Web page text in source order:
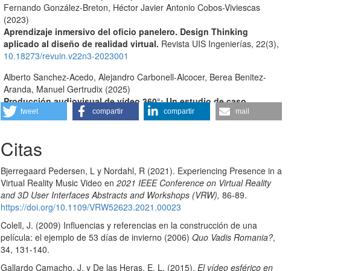
Fernando González-Breton, Héctor Javier Antonio Cobos-Viviescas
(2023)
Aprendizaje inmersivo del oficio panelero. Design Thinking
aplicado al diseño de realidad virtual. Revista UIS Ingenierías,22(3),
10.18273/revuin.v22n3-2023001
Alberto Sanchez-Acedo, Alejandro Carbonell-Alcocer, Berea Benitez-
Aranda, Manuel Gertrudix (2025)
Producción audiovisual de vídeo 360°: Un estudio de caso
aplicado a la ecoalfabetización científica.Revista de la Asociación
Daniel Wuebben, Jose Luis Rubio-Tamayo, Manuel Gertrudix Barrio,
Juan Romero-Luis (2023)
360° Video for Research Communication and Dissemination: A
Case Study and Guidelines.IEEE Transactions on Professional
Communication,66(1),59.
tweet compartir compartir mail
Citas
Bjerregaard Pedersen, L y Nordahl, R (2021). Experiencing Presence in a
Virtual Reality Music Video en2021 IEEE Conference on Virtual Reality
and 3D User Interfaces Abstracts and Workshops (VRW),86-89.
https://doi.org/10.1109/VRW52623.2021.00023
Colell, J. (2009) Influencias y referencias en la construcción de una
película: el ejemplo de 53 días de invierno (2006)Quo Vadis Romania?,
34, 131-140.
Gallardo Camacho, J. y De las Heras, E. L. (2015).El vídeo esférico en